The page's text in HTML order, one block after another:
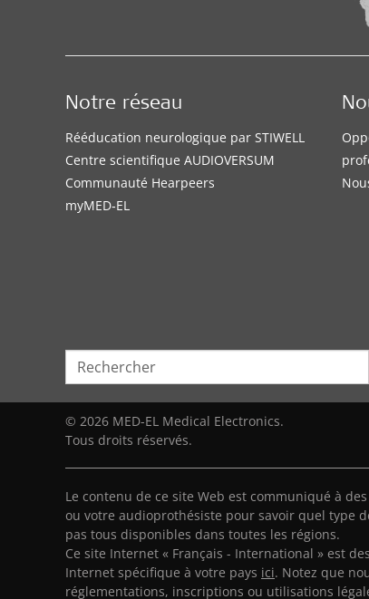
Notre réseau
Rééducation neurologique par STIWELL
Centre scientifique AUDIOVERSUM
Communauté Hearpeers
myMED‑EL
© 2026 MED-EL Medical Electronics.
Tous droits réservés.
Le contenu de ce site Web est communiqué à
ou votre audioprothésiste pour savoir quel type
pas tous disponibles dans toutes les régions.
Ce site Internet « Français - International » est
Internet spécifique à votre pays ici. Notez que
réglementations, inscriptions ou utilisations